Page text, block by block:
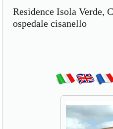
Residence Isola Verde,
ospedale cisanello